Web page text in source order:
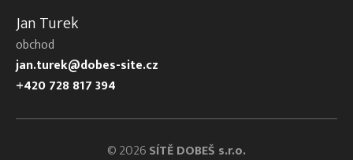
Jan Turek
obchod
jan.turek@dobes-site.cz
+420 728 817 394
© 2026SÍTĚ DOBEŠ s.r.o.